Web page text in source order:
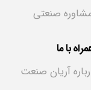
با ما
صنعتی
آریان صنعت